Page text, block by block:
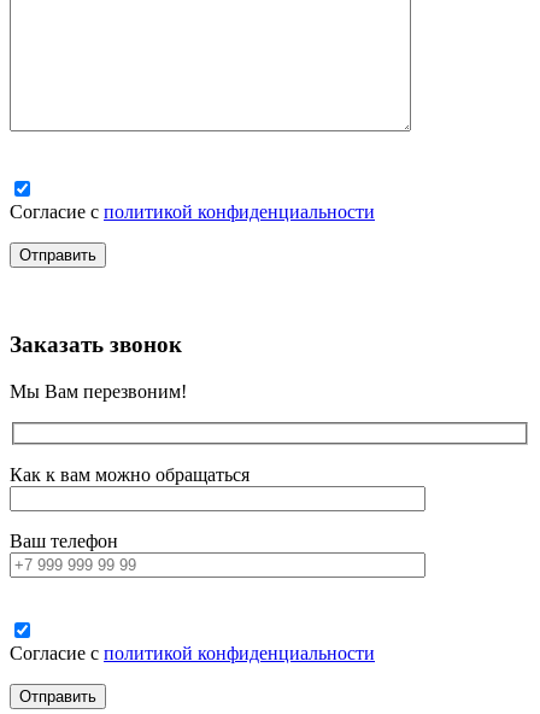
Согласие с политикой конфиденциальности
Заказать звонок
Мы Вам перезвоним!
Как к вам можно обращаться
Ваш телефон
Согласие с политикой конфиденциальности